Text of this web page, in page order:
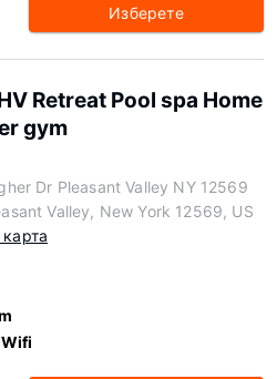
Изберете
Retreat Pool spa Home
gym
Dr Pleasant Valley NY 12569
Valley, New York 12569, US